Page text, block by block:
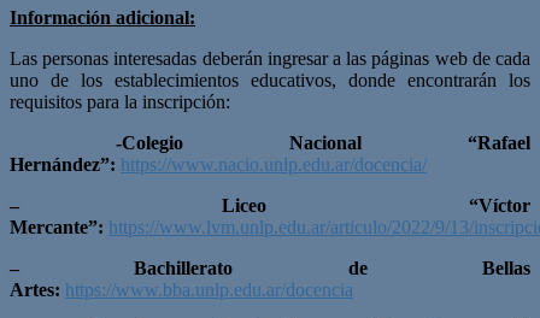
Información adicional:
Las personas interesadas deberán ingresar a las páginas web de cada
uno de los establecimientos educativos, donde encontrarán los
requisitos para la inscripción:
-Colegio Nacional “Rafael
Hernández”: https://www.nacio.unlp.edu.ar/docencia/
– Liceo “Víctor
Mercante”: https://www.lvm.unlp.edu.ar/articulo/2022/9/13/
– Bachillerato de Bellas
Artes: https://www.bba.unlp.edu.ar/docencia